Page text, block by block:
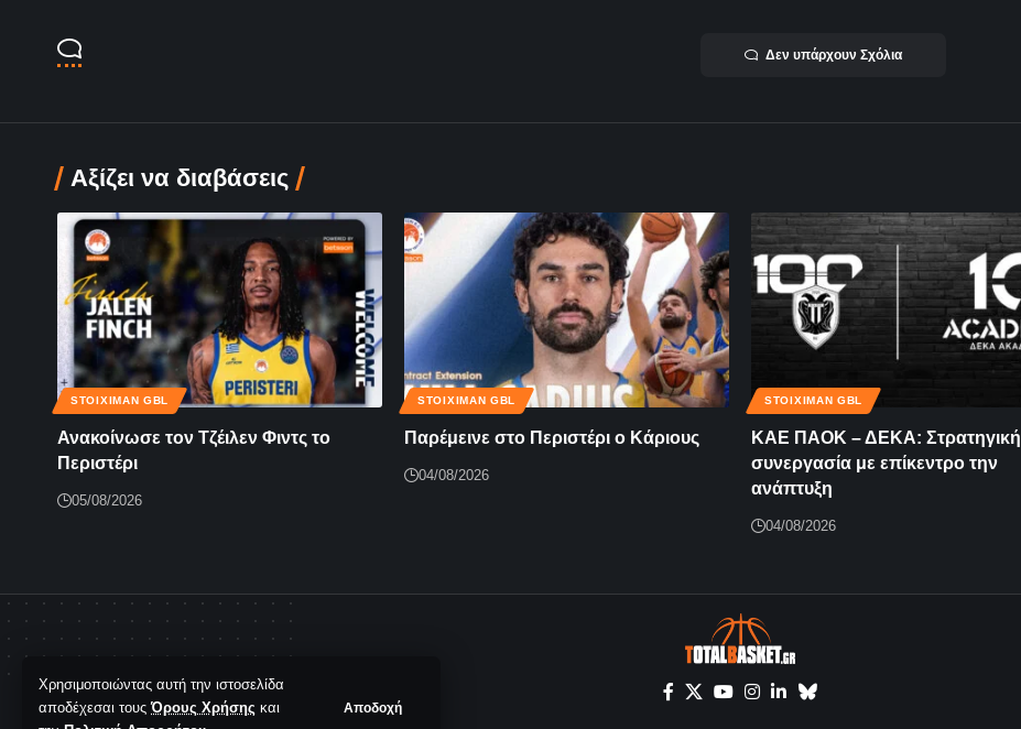
Χρησιμοποιώντας αυτή την ιστοσελίδα
αποδέχεσαι τουςΌρους Χρήσης και
Αποδοχή
Δεν υπάρχουν Σχόλια
Αξίζει να διαβάσεις
STOIXIMAN GBL
Ανακοίνωσε τον Τζέιλεν Φιντς το
Περιστέρι
05/08/2026
STOIXIMAN GBL
Παρέμεινε στο Περιστέρι ο Κάριους
04/08/2026
STOIXIMAN GBL
KAE ΠΑΟΚ – ΔΕΚΑ: Στρατηγική
συνεργασία με επίκεντρο την
ανάπτυξη
04/08/2026